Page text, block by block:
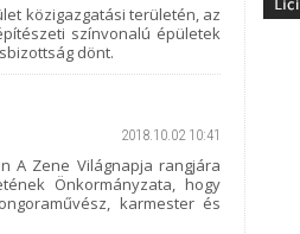
közigazgatási területén, az
színvonalú épületek
dönt.
2018.10.02 10:41
A Zene Világnapja rangjára
Önkormányzata, hogy
karmester és